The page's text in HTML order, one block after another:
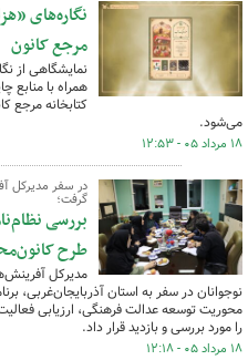
نگاره‌های
مرجع کانون
نمایشگاهی از
کتابخانه مرجع
می‌شود.
۱۸ مرداد ۰۵ - ۱۲:۵۳
در سفر مدیرکل
گرفت؛
بررسی
طرح
مدیرکل
نوجوانان در سفر به استان آذربایجان‌غربی،
محوریت توسعه عدالت فرهنگی، ارزیابی
را مورد بررسی و بازدید قرار داد.
۱۸ مرداد ۰۵ - ۱۲:۱۸